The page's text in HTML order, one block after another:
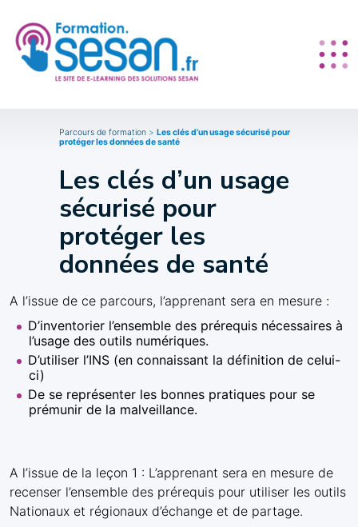
Parcours de formation > Les clés d’un usage sécurisé pour
protéger les données de santé
Les clés d’un usage
sécurisé pour
protéger les
données de santé
A l’issue de ce parcours, l’apprenant sera en mesure :
D’inventorier l’ensemble des prérequis nécessaires à
l’usage des outils numériques.
D’utiliser l’INS (en connaissant la définition de celui-
ci)
De se représenter les bonnes pratiques pour se
prémunir de la malveillance.
A l’issue de la leçon 1 : L’apprenant sera en mesure de
recenser l’ensemble des prérequis pour utiliser les outils
Nationaux et régionaux d’échange et de partage.